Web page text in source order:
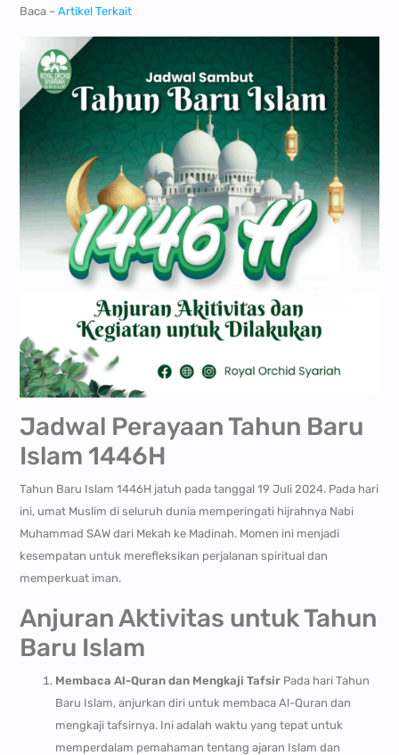
Baca – Artikel Terkait
Jadwal Perayaan Tahun Baru
Islam 1446H
Tahun Baru Islam 1446H jatuh pada tanggal 19 Juli 2024. Pada hari
ini, umat Muslim di seluruh dunia memperingati hijrahnya Nabi
Muhammad SAW dari Mekah ke Madinah. Momen ini menjadi
kesempatan untuk merefleksikan perjalanan spiritual dan
memperkuat iman.
Anjuran Aktivitas untuk Tahun
Baru Islam
Membaca Al-Quran dan Mengkaji TafsirPada hari Tahun
Baru Islam, anjurkan diri untuk membaca Al-Quran dan
mengkaji tafsirnya. Ini adalah waktu yang tepat untuk
memperdalam pemahaman tentang ajaran Islam dan